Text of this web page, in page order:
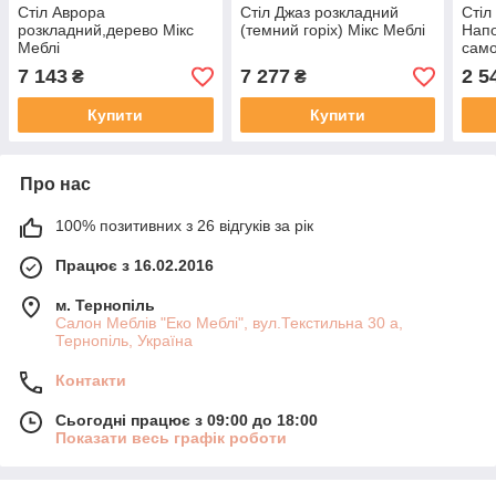
Стіл Аврора
розкладний,дерево Мікс
Меблі
7 143 ₴
Купити
Стіл Джаз розкладний
(темний горіх) Мікс Меблі
7 277₴
Купити
2
Про нас
100% позитивних з 26 відгуків за рік
Працює з 16.02.2016
м. Тернопіль
Салон Меблів "Еко Меблі", вул.Текстильна 30 а,
Тернопіль, Україна
Контакти
Сьогодні працює з 09:00 до 18:00
Показати весь графік роботи